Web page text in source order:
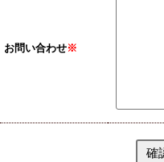
お問い合わせ※